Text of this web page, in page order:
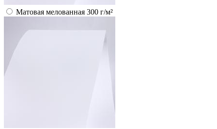
Матовая мелованная 300 г/м²